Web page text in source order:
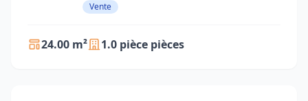
Vente
24.00 m² 1.0 pièce pièces